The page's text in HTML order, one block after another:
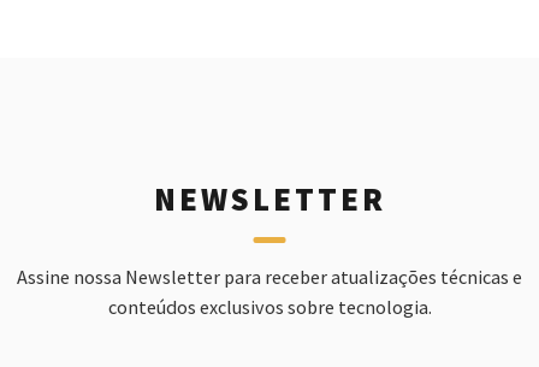
NEWSLETTER
Assine nossa Newsletter para receber atualizações técnicas e
conteúdos exclusivos sobre tecnologia.